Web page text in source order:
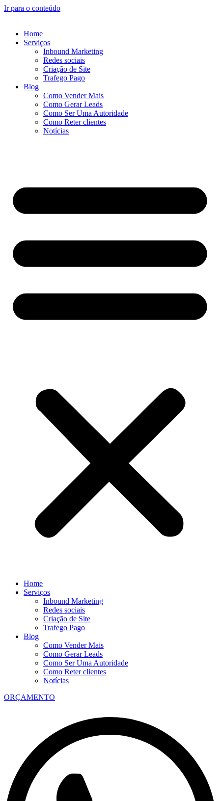
Ir para o conteúdo
Home
Serviços
Inbound Marketing
Redes sociais
Criação de Site
Trafego Pago
Blog
Como Vender Mais
Como Gerar Leads
Como Ser Uma Autoridade
Como Reter clientes
Notícias
Home
Serviços
Inbound Marketing
Redes sociais
Criação de Site
Trafego Pago
Blog
Como Vender Mais
Como Gerar Leads
Como Ser Uma Autoridade
Como Reter clientes
Notícias
ORÇAMENTO